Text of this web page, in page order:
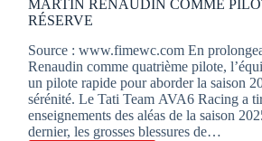
MARTIN RENAUDIN COMME
RÉSERVE
Source : www.fimewc.com En
Renaudin comme quatrième pilote,
un pilote rapide pour aborder la saison
sérénité. Le Tati Team AVA6 Racing a
enseignements des aléas de la saison
dernier, les grosses blessures de…